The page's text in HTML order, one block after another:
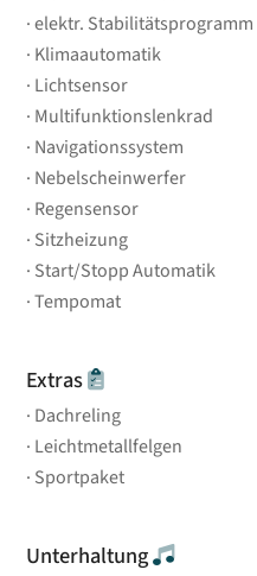
elektr. Stabilitätsprogramm
Klimaautomatik
Lichtsensor
Multifunktionslenkrad
Navigationssystem
Nebelscheinwerfer
Regensensor
Sitzheizung
Start/Stopp Automatik
Tempomat
Extras
Dachreling
Leichtmetallfelgen
Sportpaket
Unterhaltung